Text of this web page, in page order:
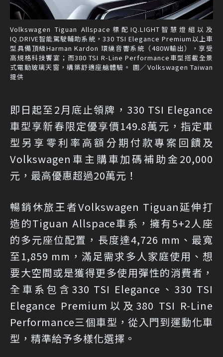
Volkswagen Tiguan Allspace標配IQ.LIGHT智慧燈組以及
IQ.DRIVE智能駕駛輔助系統，330 TSI Elegance Premium以上車
型具備頂級Harman Kardon 環繞音響系統（480W輸出），享受
高規格科技饗宴；而380 TSI R-Line Performance車型搭載全景
式電動玻璃天窗，構築舒適座艙體驗。 圖／Volkswagen Taiwan
提供
即日起至2月底止領牌，330 TSI Elegance
車型享新春限定優享價149.8萬元，指定車
型另享零利率高額分期付款專案回饋及
Volkswagen車主購車加碼補助金20,000
元，最高優惠超過20萬元！
暢銷休旅王者Volkswagen Tiguan延伸打
造的Tiguan Allspace車系，擁有5+2人座
的多元座位配置，長度達4,726 mm、最寬
至1,859 mm，滿足需求多人家庭使用、想
要大空間或是獲得更多使用彈性的消費者，
全車系包含330 TSI Elegance、330 TSI
Elegance Premium以及380 TSI R-Line
Performance三個車型，從入門到運動化車
型，精準給予多樣化選擇。